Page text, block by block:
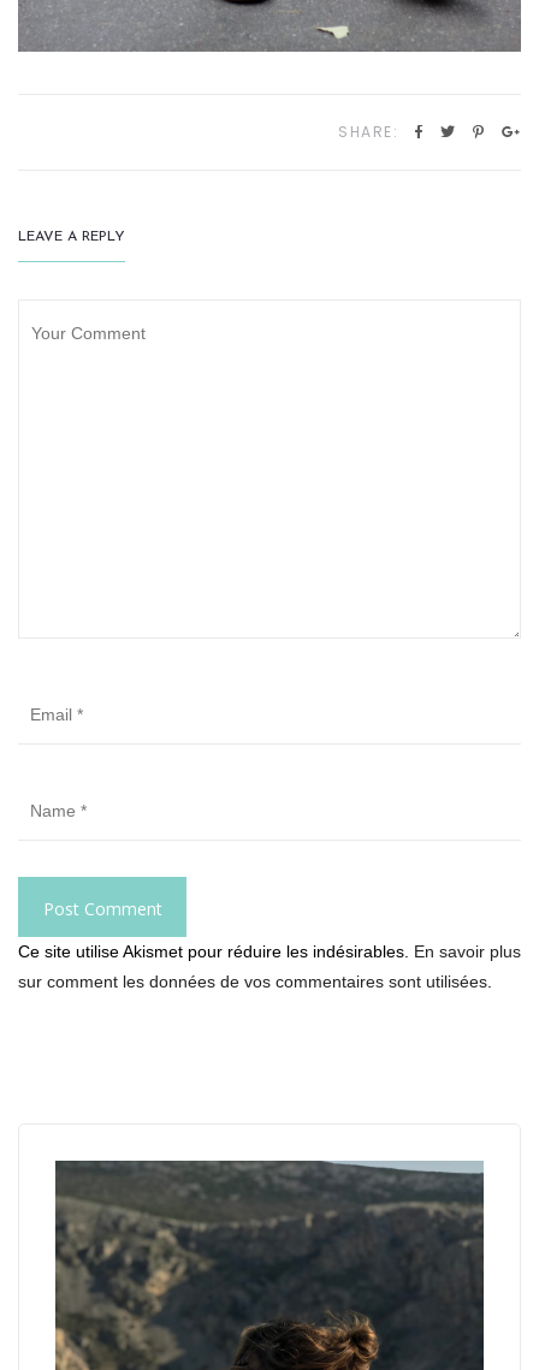
SHARE:
LEAVE A REPLY
Ce site utilise Akismet pour réduire les indésirables. En savoir plus
sur comment les données de vos commentaires sont utilisées